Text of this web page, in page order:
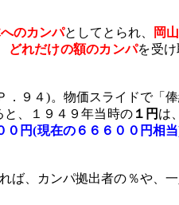
のカンパとしてとられ、 岡
どれだけの額のカンパを受
．９４)。物価スライドで「
、 １９４９年当時の１円 は
０円(現在の６６６００円相当
ば、カンパ拠出者の％や、